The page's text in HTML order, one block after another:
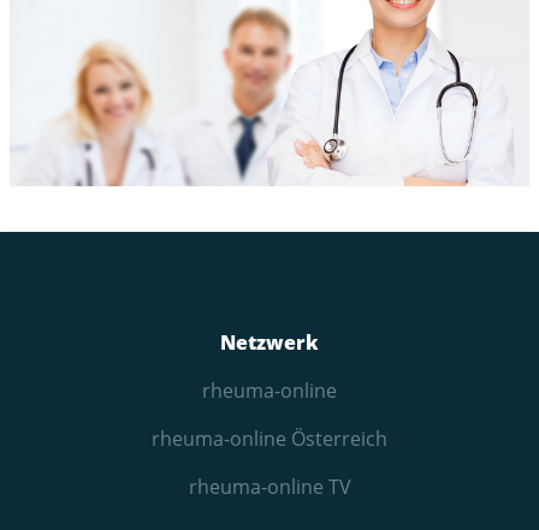
Netzwerk
rheuma-online
rheuma-online Österreich
rheuma-online TV